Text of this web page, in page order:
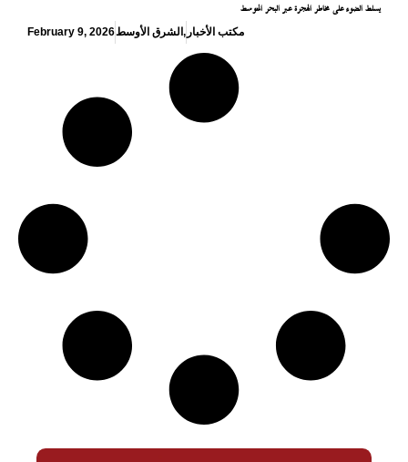
يسلط الضوء على مخاطر الهجرة عبر البحر المتوسط
February 9, 2026الشرق الأوسط , مكتب الأخبار